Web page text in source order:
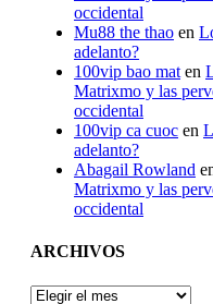
occidental
Mu88 the thao en
adelanto?
100vip bao mat en
Matrixmo y las
occidental
100vip ca cuoc en
adelanto?
Abagail Rowland
Matrixmo y las
occidental
ARCHIVOS
ARCHIVOS